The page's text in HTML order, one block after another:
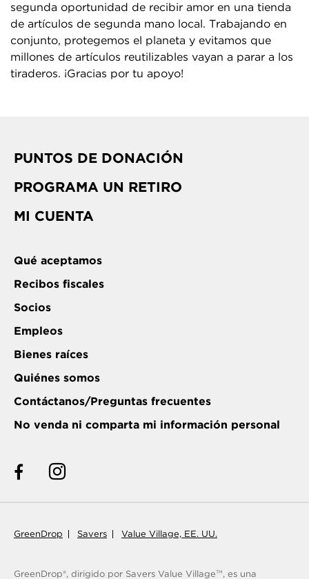
segunda oportunidad de recibir amor en una tienda
de artículos de segunda mano local. Trabajando en
conjunto, protegemos el planeta y evitamos que
millones de artículos reutilizables vayan a parar a los
tiraderos. ¡Gracias por tu apoyo!
PUNTOS DE DONACIÓN
PROGRAMA UN RETIRO
MI CUENTA
Qué aceptamos
Recibos fiscales
Socios
Empleos
Bienes raíces
Quiénes somos
Contáctanos/Preguntas frecuentes
No venda ni comparta mi información personal
GreenDrop Savers Value Village, EE. UU.
GreenDrop®, dirigido por Savers Value VillageTM , es una